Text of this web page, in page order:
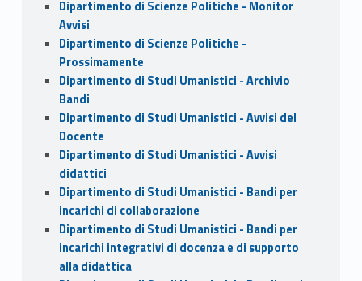
Dipartimento di Scienze Politiche - Monitor
Avvisi
Dipartimento di Scienze Politiche -
Prossimamente
Dipartimento di Studi Umanistici - Archivio
Bandi
Dipartimento di Studi Umanistici - Avvisi del
Docente
Dipartimento di Studi Umanistici - Avvisi
didattici
Dipartimento di Studi Umanistici - Bandi per
incarichi di collaborazione
Dipartimento di Studi Umanistici - Bandi per
incarichi integrativi di docenza e di supporto
alla didattica